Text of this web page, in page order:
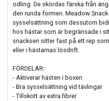
odling. De skördas färska från
den runda formen. Meadow
sysselsättning som dessutom
hos hästar som är begränsade i
snacksen sitter fast på ett rep
eller i hästarnas lösdrift.
FÖRDELAR:
- Aktiverar hästen i boxen
- Bra sysselsättning vid tävlingar
- Tillskott av extra fibrer